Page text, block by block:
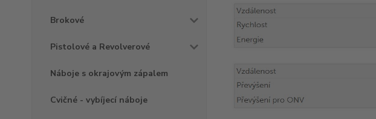
Brokové
Pistolové a Revolverové
Náboje s okrajovým zápalem
Cvičné - vybíjecí náboje